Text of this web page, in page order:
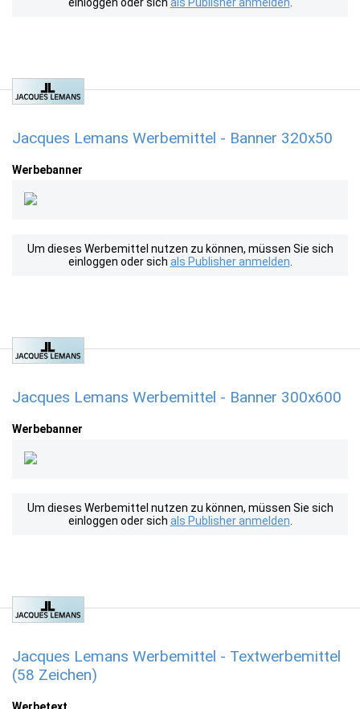
Jacques Lemans Werbemittel - Banner 320x50
Werbebanner
Um dieses Werbemittel nutzen zu können, müssen Sie sich
einloggen oder sich als Publisher anmelden
Jacques Lemans Werbemittel - Banner 300x600
Werbebanner
Um dieses Werbemittel nutzen zu können, müssen Sie sich
einloggen oder sich als Publisher anmelden
Jacques Lemans Werbemittel - Textwerbemittel
(58 Zeichen)